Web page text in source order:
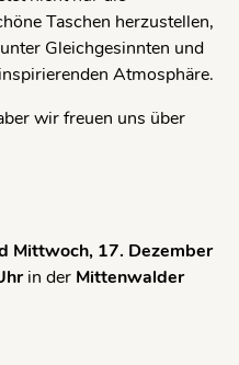
Taschen herzustellen,
Gleichgesinnten und
Atmosphäre.
wir freuen uns über
Mittwoch, 17. Dezember
in der Mittenwalder